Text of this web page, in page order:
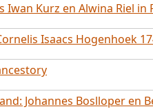
Iwan Kurz en Alwina Riel
Isaacs Hogenhoek
Johannes Boslloper en